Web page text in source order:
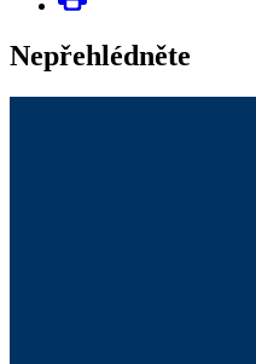
Nepřehlédněte